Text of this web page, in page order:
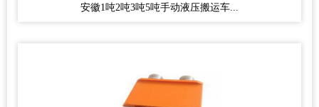
安徽1吨2吨3吨5吨手动液压搬运车...